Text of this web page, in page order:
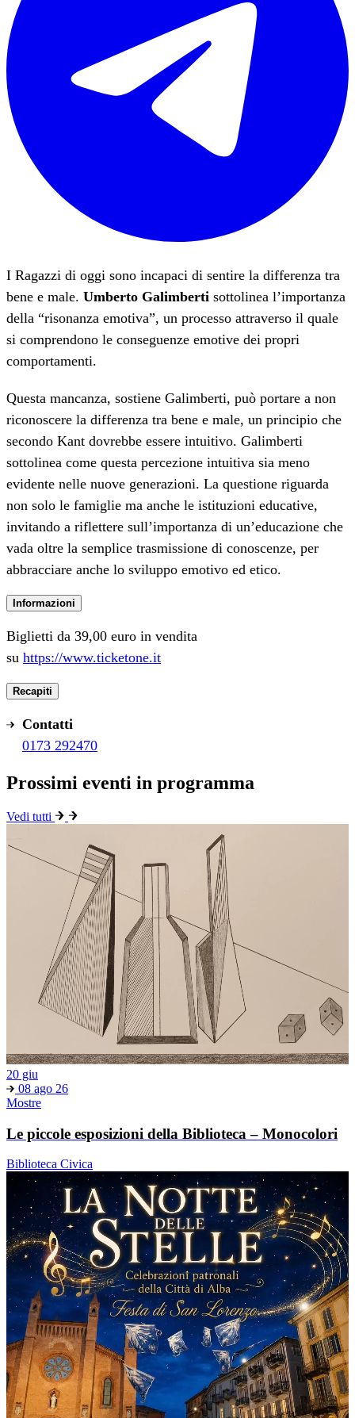
I Ragazzi di oggi sono incapaci di sentire la differenza tra
bene e male. Umberto Galimberti sottolinea l’importanza
della “risonanza emotiva”, un processo attraverso il quale
si comprendono le conseguenze emotive dei propri
comportamenti.
Questa mancanza, sostiene Galimberti, può portare a non
riconoscere la differenza tra bene e male, un principio che
secondo Kant dovrebbe essere intuitivo. Galimberti
sottolinea come questa percezione intuitiva sia meno
evidente nelle nuove generazioni. La questione riguarda
non solo le famiglie ma anche le istituzioni educative,
invitando a riflettere sull’importanza di un’educazione che
vada oltre la semplice trasmissione di conoscenze, per
abbracciare anche lo sviluppo emotivo ed etico.
Informazioni
Biglietti da 39,00 euro in vendita
su https://www.ticketone.it
Recapiti
Contatti
0173 292470
Prossimi eventi in programma
Vedi tutti
20 giu
08 ago 26
Mostre
Le piccole esposizioni della Biblioteca – Monocolori
Biblioteca Civica